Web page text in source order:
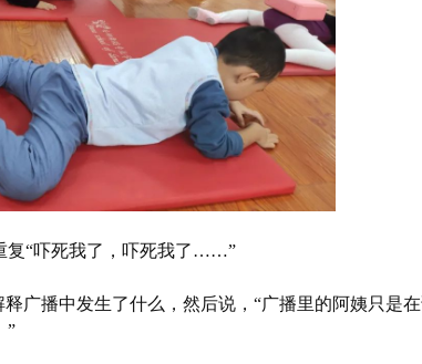
复“吓死我了，吓死我了……”
广播中发生了什么，然后说，“广播里的阿姨只是
”